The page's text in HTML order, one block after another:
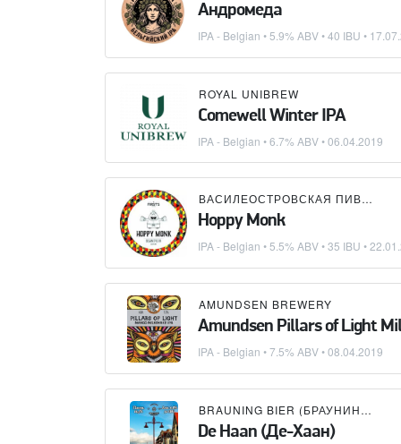
Андромеда
IPA - Belgian • 5.9% ABV • 40 IBU •
ROYAL UNIBREW
Comewell Winter IPA
IPA - Belgian • 6.7% ABV •06.04.2019
ВАСИЛЕОСТРОВСКАЯ ПИВОВАРНЯ
Hoppy Monk
IPA - Belgian • 5.5% ABV • 35 IBU •
AMUNDSEN BREWERY
Amundsen Pillars of Light
IPA - Belgian • 7.5% ABV •08.04.2019
BRAUNING BIER (БРАУНИНГ БИР)
De Haan (Де-Хаан)